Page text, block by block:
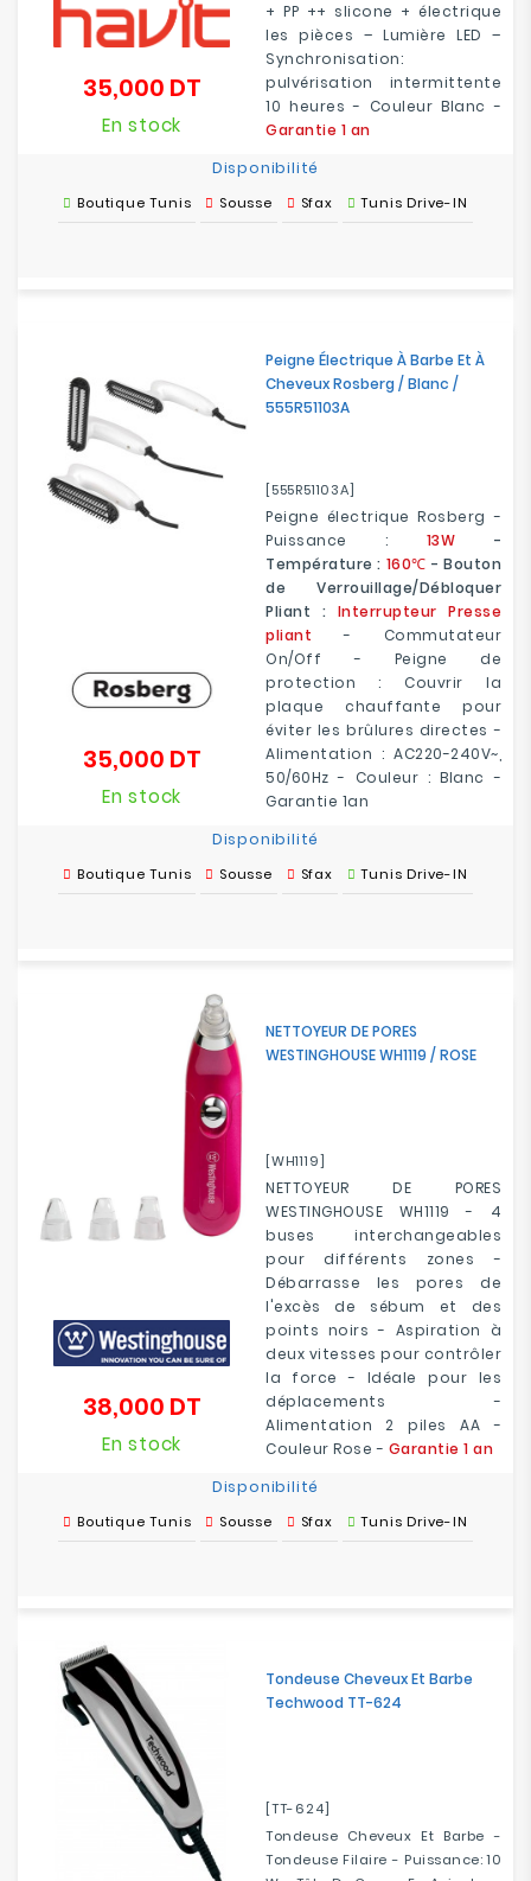
+ PP ++ slicone + électrique
les pièces – Lumière LED –
Synchronisation:
pulvérisation intermittente
10 heures - Couleur Blanc -
Garantie 1 an
35,000 DTPrix
En stock
Disponibilité
Boutique Tunis Sousse Sfax Tunis Drive-IN
Peigne Électrique À Barbe Et À
Cheveux Rosberg / Blanc /
555R51103A
[555R51103A]
Peigne électrique Rosberg -
Puissance : 13W -
Température : 160℃ - Bouton
de Verrouillage/Débloquer
Pliant : Interrupteur Presse
pliant
- Commutateur
On/Off - Peigne de
protection : Couvrir la
plaque chauffante pour
éviter les brûlures directes -
Alimentation : AC220-240V~,
50/60Hz - Couleur : Blanc -
Garantie 1an
35,000 DTPrix
En stock
Disponibilité
Boutique Tunis Sousse Sfax Tunis Drive-IN
NETTOYEUR DE PORES
WESTINGHOUSE WH1119 / ROSE
[WH1119]
NETTOYEUR DE PORES
WESTINGHOUSE WH1119 - 4
buses interchangeables
pour différents zones -
Débarrasse les pores de
l'excès de sébum et des
points noirs - Aspiration à
deux vitesses pour contrôler
la force - Idéale pour les
déplacements -
Alimentation 2 piles AA -
Couleur Rose - Garantie 1 an
38,000 DTPrix
En stock
Disponibilité
Boutique Tunis Sousse Sfax Tunis Drive-IN
Tondeuse Cheveux Et Barbe
Techwood TT-624
[TT-624]
Tondeuse Cheveux Et Barbe -
Tondeuse Filaire - Puissance: 10